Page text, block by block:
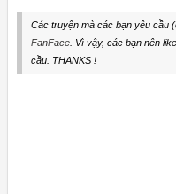
Các truyện mà các bạn yêu cầu
FanFace. Vì vậy, các bạn nên
cầu. THANKS !